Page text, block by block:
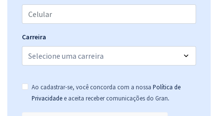
Carreira
Ao cadastrar-se, você concorda com a nossa Política de
Privacidade e aceita receber comunicações do Gran.